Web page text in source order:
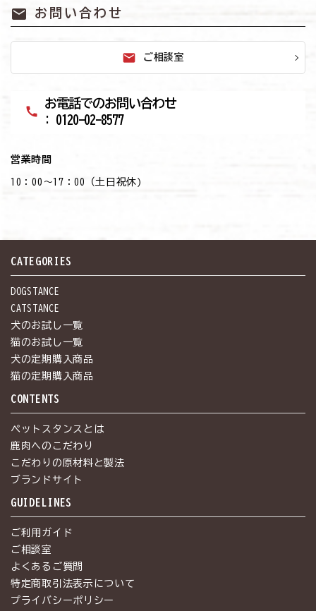
mail お問い合わせ
mail ご相談室
call
お電話でのお問い合わせ
: 0120-02-8577
営業時間
10：00～17：00（土日祝休)
CATEGORIES
DOGSTANCE
CATSTANCE
犬のお試し一覧
猫のお試し一覧
犬の定期購入商品
猫の定期購入商品
CONTENTS
ペットスタンスとは
鹿肉へのこだわり
こだわりの原材料と製法
ブランドサイト
GUIDELINES
ご利用ガイド
ご相談室
よくあるご質問
特定商取引法表示について
プライバシーポリシー